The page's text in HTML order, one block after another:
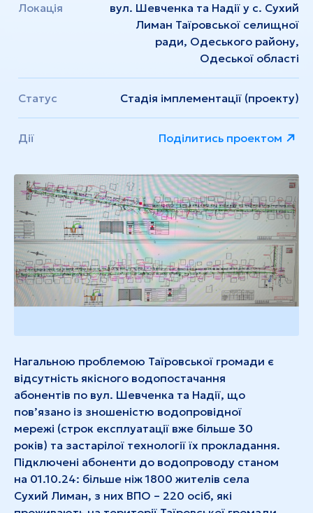
Локація
вул. Шевченка та Надії у с. Сухий
Лиман Таїровської селищної
ради, Одеського району,
Одеської області
Статус Стадія імплементації (проекту)
Дії Поділитись проектом
Нагальною проблемою Таїровської громади є
відсутність якісного водопостачання
абонентів по вул. Шевченка та Надії, що
пов’язано із зношеністю водопровідної
мережі (строк експлуатації вже більше 30
років) та застарілої технології їх прокладання.
Підключені абоненти до водопроводу станом
на 01.10.24: більше ніж 1800 жителів села
Сухий Лиман, з них ВПО – 220 осіб, які